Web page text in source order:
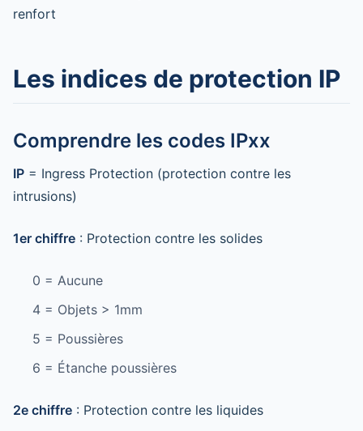
renfort
Les indices de protection IP
Comprendre les codes IPxx
IP = Ingress Protection (protection contre les
intrusions)
1er chiffre : Protection contre les solides
0 = Aucune
4 = Objets > 1mm
5 = Poussières
6 = Étanche poussières
2e chiffre : Protection contre les liquides